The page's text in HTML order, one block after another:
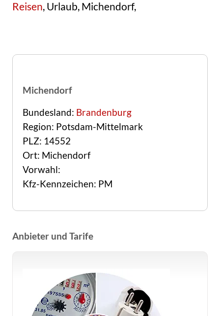
Reisen, Urlaub, Michendorf,
Michendorf
Bundesland: Brandenburg
Region: Potsdam-Mittelmark
PLZ: 14552
Ort: Michendorf
Vorwahl:
Kfz-Kennzeichen: PM
Anbieter und Tarife